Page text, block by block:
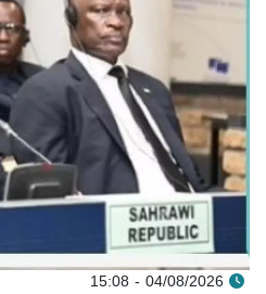
04/08/2026 - 15:08